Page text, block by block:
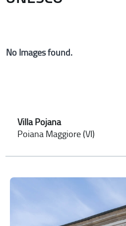
No Images found.
Villa Pojana
Poiana Maggiore (VI)